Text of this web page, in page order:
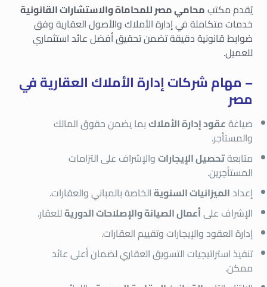
يُقدم مكتبمحامي مصر للمحاماة والاستشارات القانونية
خدمات متكاملة في إدارة الأملاك والأصول العقارية وفق
ضوابط قانونية دقيقة تضمن تحقيق أفضل عائد استثماري
للعميل.
– مهام شركات إدارة الأملاك العقارية في
مصر
صياغةعقود إدارة الأملاكبما يضمن حقوق المالك
والمستأجر.
متابعةتحصيل الإيجاراتوالإشراف على التزامات
المستأجرين.
إعدادالميزانيات السنويةالخاصة بالمباني والعقارات.
الإشراف علىأعمال الصيانة والإصلاحات الدوريةللعقار.
إدارة العقود والإيجارات وتقييم العقارات.
تنفيذ استراتيجيات التسويق العقاري لضمان أعلى عائد
ممكن.